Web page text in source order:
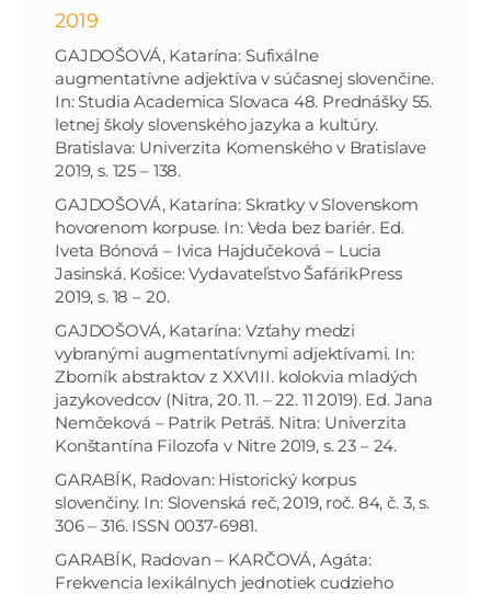
2019
GAJDOŠOVÁ, Katarína: Sufixálne
augmentatívne adjektíva v súčasnej slovenčine.
In: Studia Academica Slovaca 48. Prednášky 55.
letnej školy slovenského jazyka a kultúry.
Bratislava: Univerzita Komenského v Bratislave
2019, s. 125 – 138.
GAJDOŠOVÁ, Katarína: Skratky v Slovenskom
hovorenom korpuse. In: Veda bez bariér. Ed.
Iveta Bónová – Ivica Hajdučeková – Lucia
Jasinská. Košice: Vydavateľstvo ŠafárikPress
2019, s. 18 – 20.
GAJDOŠOVÁ, Katarína: Vzťahy medzi
vybranými augmentatívnymi adjektívami. In:
Zborník abstraktov z XXVIII. kolokvia mladých
jazykovedcov (Nitra, 20. 11. – 22. 11 2019). Ed. Jana
Nemčeková – Patrik Petráš. Nitra: Univerzita
Konštantína Filozofa v Nitre 2019, s. 23 – 24.
GARABÍK, Radovan: Historický korpus
slovenčiny. In: Slovenská reč, 2019, roč. 84, č. 3, s.
306 – 316. ISSN 0037-6981.
GARABÍK, Radovan – KARČOVÁ, Agáta:
Frekvencia lexikálnych jednotiek cudzieho